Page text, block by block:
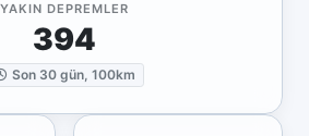
YAKIN DEPREMLER
394
Son 30 gün, 100km